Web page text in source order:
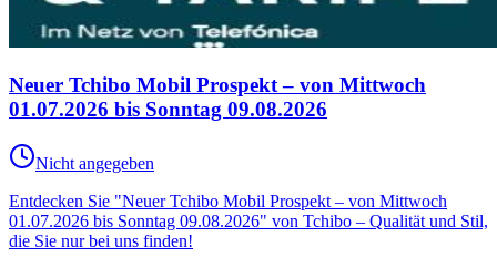
Neuer Tchibo Mobil Prospekt – von Mittwoch
01.07.2026 bis Sonntag 09.08.2026
Nicht angegeben
Entdecken Sie "Neuer Tchibo Mobil Prospekt – von Mittwoch
01.07.2026 bis Sonntag 09.08.2026" von Tchibo – Qualität und Stil,
die Sie nur bei uns finden!